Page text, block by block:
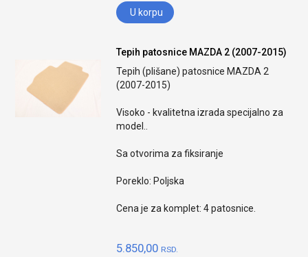
U korpu
Tepih patosnice MAZDA 2 (2007-2015)
Tepih (plišane) patosnice MAZDA 2
(2007-2015)
Visoko - kvalitetna izrada specijalno za
model..
Sa otvorima za fiksiranje
Poreklo: Poljska
Cena je za komplet: 4 patosnice.
5.850,00 RSD.